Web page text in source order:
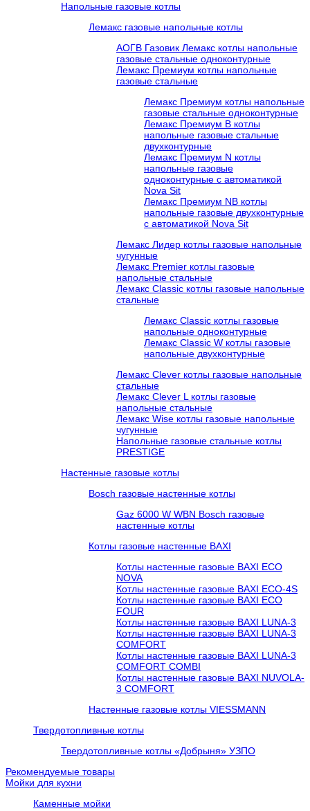
Напольные газовые котлы
Лемакс газовые напольные котлы
АОГВ Газовик Лемакс котлы напольные
газовые стальные одноконтурные
Лемакс Премиум котлы напольные
газовые стальные
Лемакс Премиум котлы напольные
газовые стальные одноконтурные
Лемакс Премиум B котлы
напольные газовые стальные
двухконтурные
Лемакс Премиум N котлы
напольные газовые
одноконтурные c автоматикой
Nova Sit
Лемакс Премиум NB котлы
напольные газовые двухконтурные
c автоматикой Nova Sit
Лемакс Лидер котлы газовые напольные
чугунные
Лемакс Premier котлы газовые
напольные стальные
Лемакс Classic котлы газовые напольные
стальные
Лемакс Classic котлы газовые
напольные одноконтурные
Лемакс Classic W котлы газовые
напольные двухконтурные
Лемакс Clever котлы газовые напольные
стальные
Лемакс Clever L котлы газовые
напольные стальные
Лемакс Wise котлы газовые напольные
чугунные
Напольные газовые стальные котлы
PRESTIGE
Настенные газовые котлы
Bosch газовые настенные котлы
Gaz 6000 W WBN Bosch газовые
настенные котлы
Котлы газовые настенные BAXI
Котлы настенные газовые BAXI ECO
NOVA
Котлы настенные газовые BAXI ECO-4S
Котлы настенные газовые BAXI ECO
FOUR
Котлы настенные газовые BAXI LUNA-3
Котлы настенные газовые BAXI LUNA-3
COMFORT
Котлы настенные газовые BAXI LUNA-3
COMFORT COMBI
Котлы настенные газовые BAXI NUVOLA-
3 COMFORT
Настенные газовые котлы VIESSMANN
Твердотопливные котлы
Твердотопливные котлы «Добрыня» УЗПО
Рекомендуемые товары
Мойки для кухни
Каменные мойки